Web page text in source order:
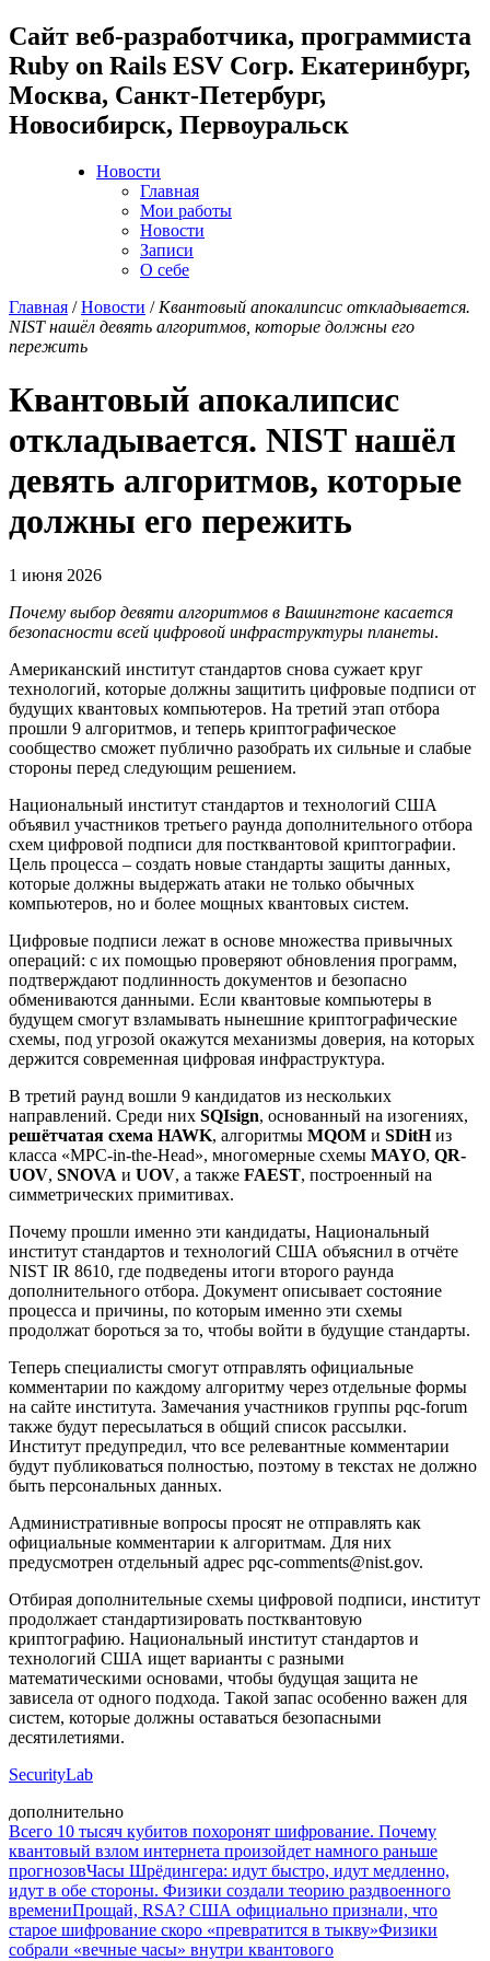
Cайт веб-разработчика, программиста
Ruby on Rails ESV Corp. Екатеринбург,
Москва, Санкт-Петербург,
Новосибирск, Первоуральск
Новости
Главная
Мои работы
Новости
Записи
О себе
Главная /Новости / Квантовый апокалипсис откладывается.
NIST нашёл девять алгоритмов, которые должны его
пережить
Квантовый апокалипсис
откладывается. NIST нашёл
девять алгоритмов, которые
должны его пережить
1 июня 2026
Почему выбор девяти алгоритмов в Вашингтоне касается
безопасности всей цифровой инфраструктуры планеты.
Американский институт стандартов снова сужает круг
технологий, которые должны защитить цифровые подписи от
будущих квантовых компьютеров. На третий этап отбора
прошли 9 алгоритмов, и теперь криптографическое
сообщество сможет публично разобрать их сильные и слабые
стороны перед следующим решением.
Национальный институт стандартов и технологий США
объявил участников третьего раунда дополнительного отбора
схем цифровой подписи для постквантовой криптографии.
Цель процесса – создать новые стандарты защиты данных,
которые должны выдержать атаки не только обычных
компьютеров, но и более мощных квантовых систем.
Цифровые подписи лежат в основе множества привычных
операций: с их помощью проверяют обновления программ,
подтверждают подлинность документов и безопасно
обмениваются данными. Если квантовые компьютеры в
будущем смогут взламывать нынешние криптографические
схемы, под угрозой окажутся механизмы доверия, на которых
держится современная цифровая инфраструктура.
В третий раунд вошли 9 кандидатов из нескольких
направлений. Среди них SQIsign, основанный на изогениях,
решётчатая схема HAWK, алгоритмы MQOM и SDitHиз
класса «MPC-in-the-Head», многомерные схемы MAYO, QR-
UOV, SNOVA и UOV, а также FAEST, построенный на
симметрических примитивах.
Почему прошли именно эти кандидаты, Национальный
институт стандартов и технологий США объяснил в отчёте
NIST IR 8610, где подведены итоги второго раунда
дополнительного отбора. Документ описывает состояние
процесса и причины, по которым именно эти схемы
продолжат бороться за то, чтобы войти в будущие стандарты.
Теперь специалисты смогут отправлять официальные
комментарии по каждому алгоритму через отдельные формы
на сайте института. Замечания участников группы pqc-forum
также будут пересылаться в общий список рассылки.
Институт предупредил, что все релевантные комментарии
будут публиковаться полностью, поэтому в текстах не должно
быть персональных данных.
Административные вопросы просят не отправлять как
официальные комментарии к алгоритмам. Для них
предусмотрен отдельный адрес pqc-comments@nist.gov.
Отбирая дополнительные схемы цифровой подписи, институт
продолжает стандартизировать постквантовую
криптографию. Национальный институт стандартов и
технологий США ищет варианты с разными
математическими основами, чтобы будущая защита не
зависела от одного подхода. Такой запас особенно важен для
систем, которые должны оставаться безопасными
десятилетиями.
SecurityLab
дополнительно
Всего 10 тысяч кубитов похоронят шифрование. Почему
квантовый взлом интернета произойдет намного раньше
прогнозовЧасы Шрёдингера: идут быстро, идут медленно,
идут в обе стороны. Физики создали теорию раздвоенного
времениПрощай, RSA? США официально признали, что
старое шифрование скоро «превратится в тыкву»Физики
собрали «вечные часы» внутри квантового